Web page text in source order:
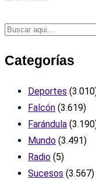
Categorías
Deportes
Falcón (3.619)
Farándula
Mundo (3.491)
Radio (5)
Sucesos (3.567)